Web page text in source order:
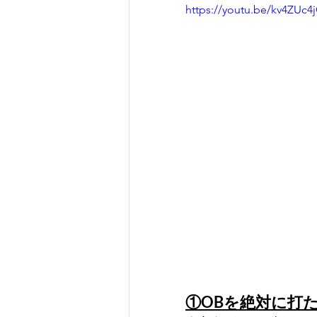
https://youtu.be/
①OBを絶対に打